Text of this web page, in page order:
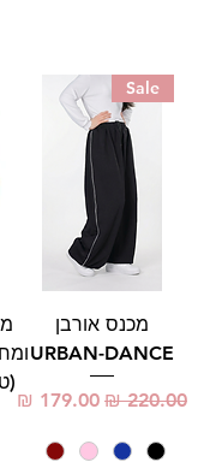
Sale
מכנס אורבן
URBAN-DANCE
מחיר רגיל מחיר מבצע